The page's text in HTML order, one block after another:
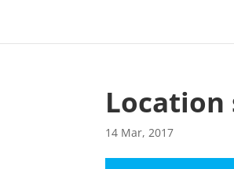
Location
14 Mar, 2017